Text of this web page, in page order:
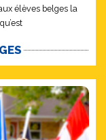
élèves belges la